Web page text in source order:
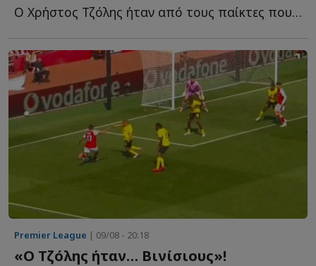
Ο Χρήστος Τζόλης ήταν από τους παίκτες που ξεχώρισαν σ...
Premier League | 09/08 - 20:18
«Ο Τζόλης ήταν… Βινίσιους»!